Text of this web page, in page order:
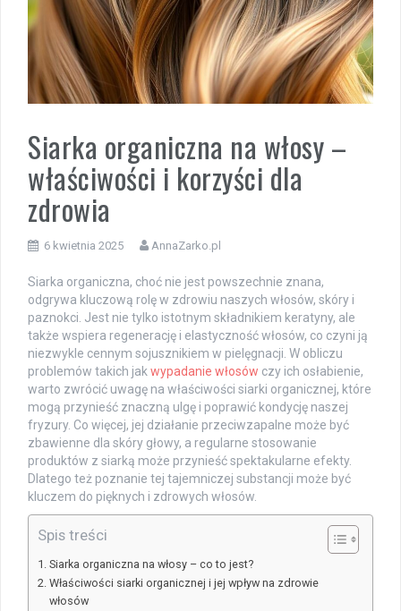
Siarka organiczna na włosy –
właściwości i korzyści dla
zdrowia
6 kwietnia 2025 AnnaZarko.pl
Siarka organiczna, choć nie jest powszechnie znana,
odgrywa kluczową rolę w zdrowiu naszych włosów, skóry i
paznokci. Jest nie tylko istotnym składnikiem keratyny, ale
także wspiera regenerację i elastyczność włosów, co czyni ją
niezwykle cennym sojusznikiem w pielęgnacji. W obliczu
problemów takich jak wypadanie włosów czy ich osłabienie,
warto zwrócić uwagę na właściwości siarki organicznej, które
mogą przynieść znaczną ulgę i poprawić kondycję naszej
fryzury. Co więcej, jej działanie przeciwzapalne może być
zbawienne dla skóry głowy, a regularne stosowanie
produktów z siarką może przynieść spektakularne efekty.
Dlatego też poznanie tej tajemniczej substancji może być
kluczem do pięknych i zdrowych włosów.
Spis treści
Siarka organiczna na włosy – co to jest?
Właściwości siarki organicznej i jej wpływ na zdrowie
włosów